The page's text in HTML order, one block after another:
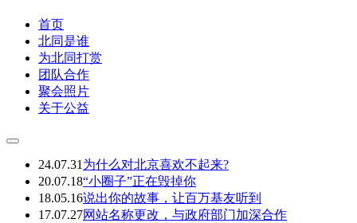
首页
北同是谁
为北同打赏
团队合作
聚会照片
关于公益
24.07.31为什么对北京喜欢不起来?
20.07.18“小圈子”正在毁掉你
18.05.16说出你的故事，让百万基友听到
17.07.27网站名称更改，与政府部门加深合作